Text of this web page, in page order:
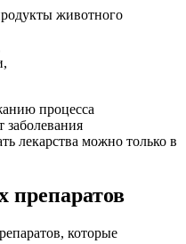
животного
процесса
заболевания
лекарства можно только в
препаратов
которые